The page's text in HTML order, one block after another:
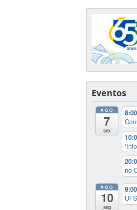
Eventos
AGO
7
sex
8:00
no
AGO
10
seg
9:00